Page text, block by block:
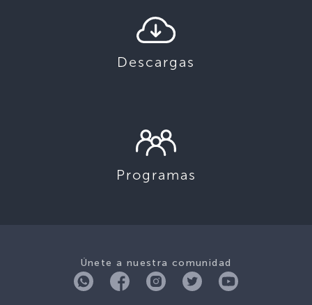
Descargas
Programas
Únete a nuestra comunidad